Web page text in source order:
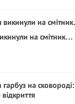
на смітник…